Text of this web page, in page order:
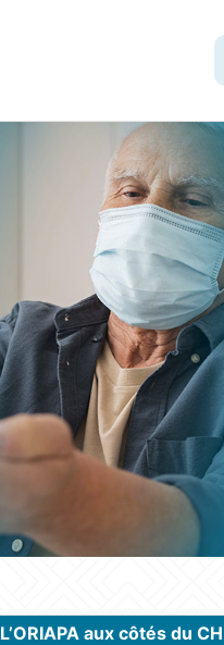
L’ORIAPA aux côtés du